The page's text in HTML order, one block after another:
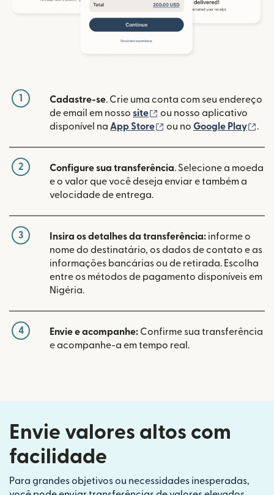
1 Cadastre-se. Crie uma conta com seu endereço
de email em nosso site (abre em uma nova
ou nosso aplicativo
disponível na App Store (abre em uma nova
ou no Google Play .
2 Configure sua transferência. Selecione a moeda
e o valor que você deseja enviar e também a
velocidade de entrega.
3 Insira os detalhes da transferência: informe o
nome do destinatário, os dados de contato e as
informações bancárias ou de retirada. Escolha
entre os métodos de pagamento disponíveis em
Nigéria.
4 Envie e acompanhe: Confirme sua transferência
e acompanhe-a em tempo real.
Envie valores altos com
facilidade
Para grandes objetivos ou necessidades inesperadas,